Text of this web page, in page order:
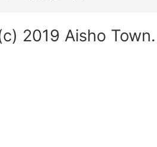
2019 Aisho